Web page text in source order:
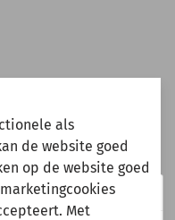
als
de website goed
op de website goed
Met